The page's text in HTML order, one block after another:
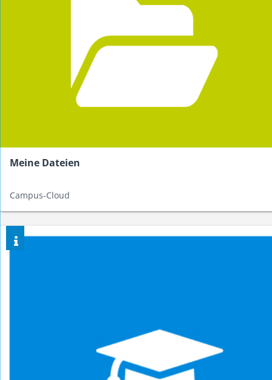
Meine Dateien
Campus-Cloud